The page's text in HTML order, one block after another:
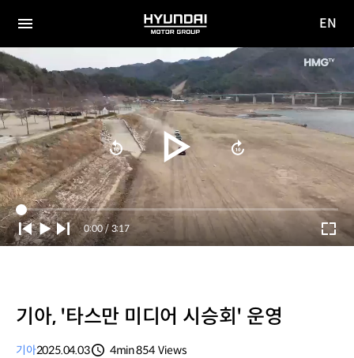
전체
메뉴
HYUNDAI
MOTOR
GROUP
사이
EN
Current
Time
0:00 / Duration
3:17
기아, '타스만 미디어 시승회' 운영
기아2025.04.03
4min854 Views